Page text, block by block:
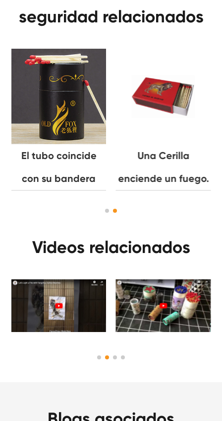
seguridad relacionados
El tubo coincide
con su bandera
Una Cerilla
enciende un fuego.
Videos relacionados